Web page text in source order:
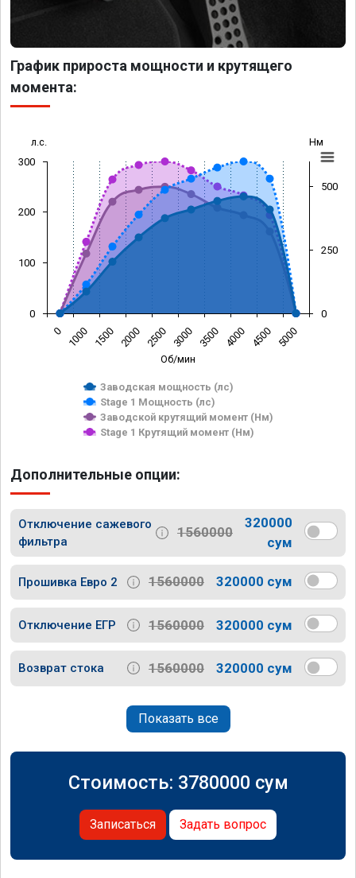
График прироста мощности и крутящего
момента:
Об/мин
л.с. Нм
Заводская мощность (лс)
Stage 1 Мощность (лс)
Заводской крутящий момент (Нм)
Stage 1 Крутящий момент (Нм)
0 1000 1500 2000 2500 3000 3500 4000 4500 5000
0
100
200
300
0
250
500
Дополнительные опции:
Отключение сажевого
фильтра
1560000
320000
сум
Прошивка Евро 2 1560000 320000 сум
Отключение ЕГР 1560000 320000 сум
Возврат стока 1560000 320000 сум
Показать все
Стоимость: 3780000 сум
Записаться Задать вопрос